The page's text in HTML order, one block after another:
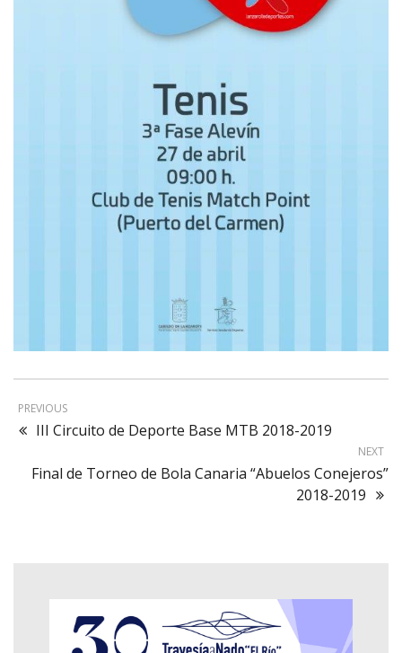
PREVIOUS
III Circuito de Deporte Base MTB 2018-2019
NEXT
Final de Torneo de Bola Canaria “Abuelos Conejeros”
2018-2019